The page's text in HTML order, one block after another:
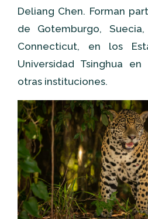
Deliang Chen. Forman
de Gotemburgo,
Connecticut, en los
Universidad Tsinghua
otras instituciones.